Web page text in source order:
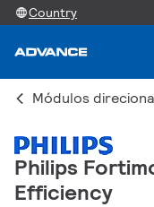
Country
Módulos
Philips
Efficiency